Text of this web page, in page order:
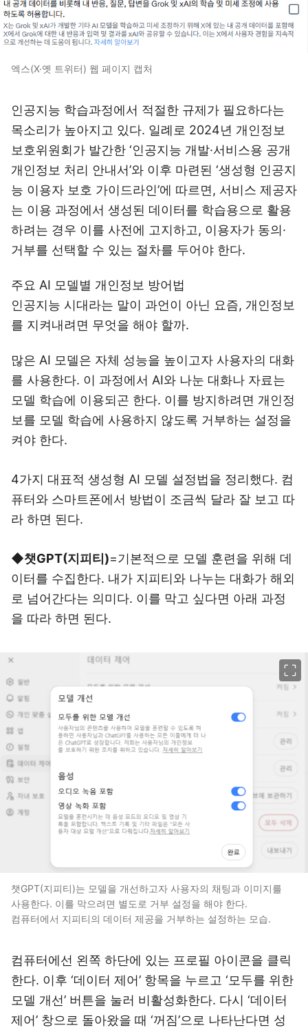
엑스(X·옛 트위터) 웹 페이지 캡처
인공지능 학습과정에서 적절한 규제가 필요하다는
목소리가 높아지고 있다. 일례로 2024년 개인정보
보호위원회가 발간한 ‘인공지능 개발·서비스용 공개
개인정보 처리 안내서’와 이후 마련된 ‘생성형 인공지
능 이용자 보호 가이드라인’에 따르면, 서비스 제공자
는 이용 과정에서 생성된 데이터를 학습용으로 활용
하려는 경우 이를 사전에 고지하고, 이용자가 동의·
거부를 선택할 수 있는 절차를 두어야 한다.
주요 AI 모델별 개인정보 방어법
인공지능 시대라는 말이 과언이 아닌 요즘, 개인정보
를 지켜내려면 무엇을 해야 할까.
많은 AI 모델은 자체 성능을 높이고자 사용자의 대화
를 사용한다. 이 과정에서 AI와 나눈 대화나 자료는
모델 학습에 이용되곤 한다. 이를 방지하려면 개인정
보를 모델 학습에 사용하지 않도록 거부하는 설정을
켜야 한다.
4가지 대표적 생성형 AI 모델 설정법을 정리했다. 컴
퓨터와 스마트폰에서 방법이 조금씩 달라 잘 보고 따
라 하면 된다.
◆챗GPT(지피티)=기본적으로 모델 훈련을 위해 데
이터를 수집한다. 내가 지피티와 나누는 대화가 해외
로 넘어간다는 의미다. 이를 막고 싶다면 아래 과정
을 따라 하면 된다.
챗GPT(지피티)는 모델을 개선하고자 사용자의 채팅과 이미지를
사용한다. 이를 막으려면 별도로 거부 설정을 해야 한다.
컴퓨터에서 지피티의 데이터 제공을 거부하는 설정하는 모습.
컴퓨터에선 왼쪽 하단에 있는 프로필 아이콘을 클릭
한다. 이후 ‘데이터 제어’ 항목을 누르고 ‘모두를 위한
모델 개선’ 버튼을 눌러 비활성화한다. 다시 ‘데이터
제어’ 창으로 돌아왔을 때 ‘꺼짐’으로 나타난다면 성